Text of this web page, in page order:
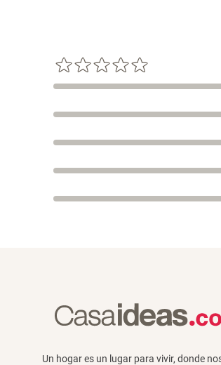
Un hogar es un lugar para vivir, donde